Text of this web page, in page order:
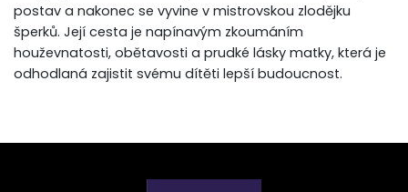
postav a nakonec se vyvine v mistrovskou zlodějku
šperků. Její cesta je napínavým zkoumáním
houževnatosti, obětavosti a prudké lásky matky, která je
odhodlaná zajistit svému dítěti lepší budoucnost.